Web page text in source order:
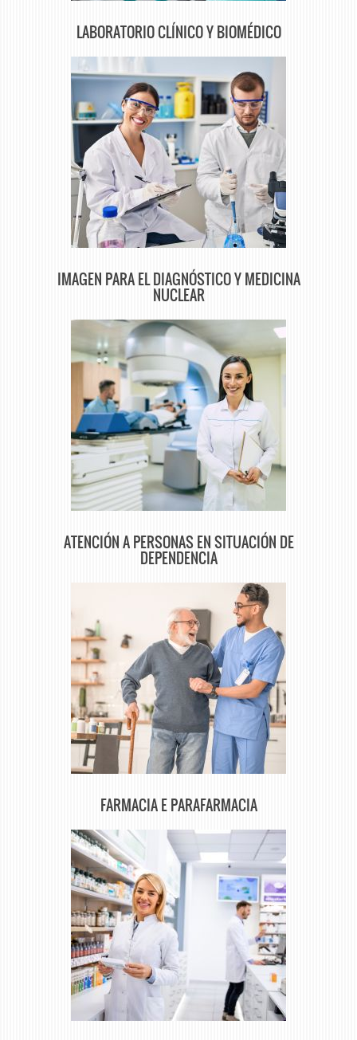
LABORATORIO CLÍNICO Y BIOMÉDICO
IMAGEN PARA EL DIAGNÓSTICO Y MEDICINA
NUCLEAR
ATENCIÓN A PERSONAS EN SITUACIÓN DE
DEPENDENCIA
FARMACIA E PARAFARMACIA